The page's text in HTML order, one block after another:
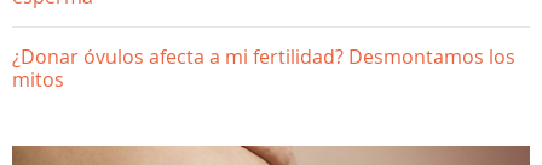
¿Donar óvulos afecta a mi fertilidad? Desmontamos los
mitos